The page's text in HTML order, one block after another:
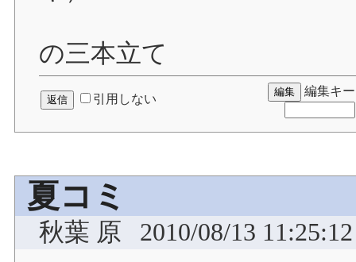
の三本立て
引用しない
編集キー
夏コミ
秋葉 原
2010/08/13 11:25:12